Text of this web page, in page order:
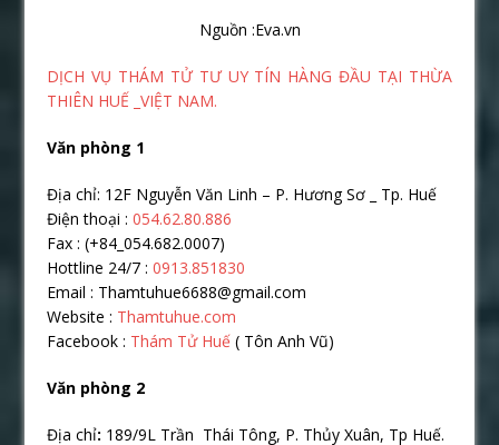
Nguồn :Eva.vn
DỊCH VỤ THÁM TỬ TƯ UY TÍN HÀNG ĐẦU TẠI THỪA
THIÊN HUẾ _VIỆT NAM.
Văn phòng 1
Địa chỉ: 12F Nguyễn Văn Linh – P. Hương Sơ _ Tp. Huế
Điện thoại :054.62.80.886
Fax : (+84_054.682.0007)
Hottline 24/7 :0913.851830
Email : Thamtuhue6688@gmail.com
Website : Thamtuhue.com
Facebook : Thám Tử Huế( Tôn Anh Vũ)
Văn phòng 2
Địa chỉ: 189/9L Trần Thái Tông, P. Thủy Xuân, Tp Huế.